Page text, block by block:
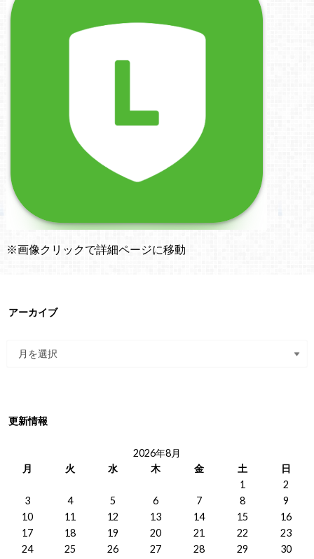
※画像クリックで詳細ページに移動
アーカイブ
更新情報
2026年8月
月
火 水 木 金 土
日
1
2
3
4 5 6 7 8
9
10
11 12 13 14 15
16
17
18 19 20 21 22
23
24
25 26 27 28 29
30